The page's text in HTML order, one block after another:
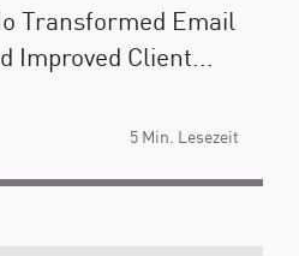
Transformed Email
Improved Client...
5 Min. Lesezeit